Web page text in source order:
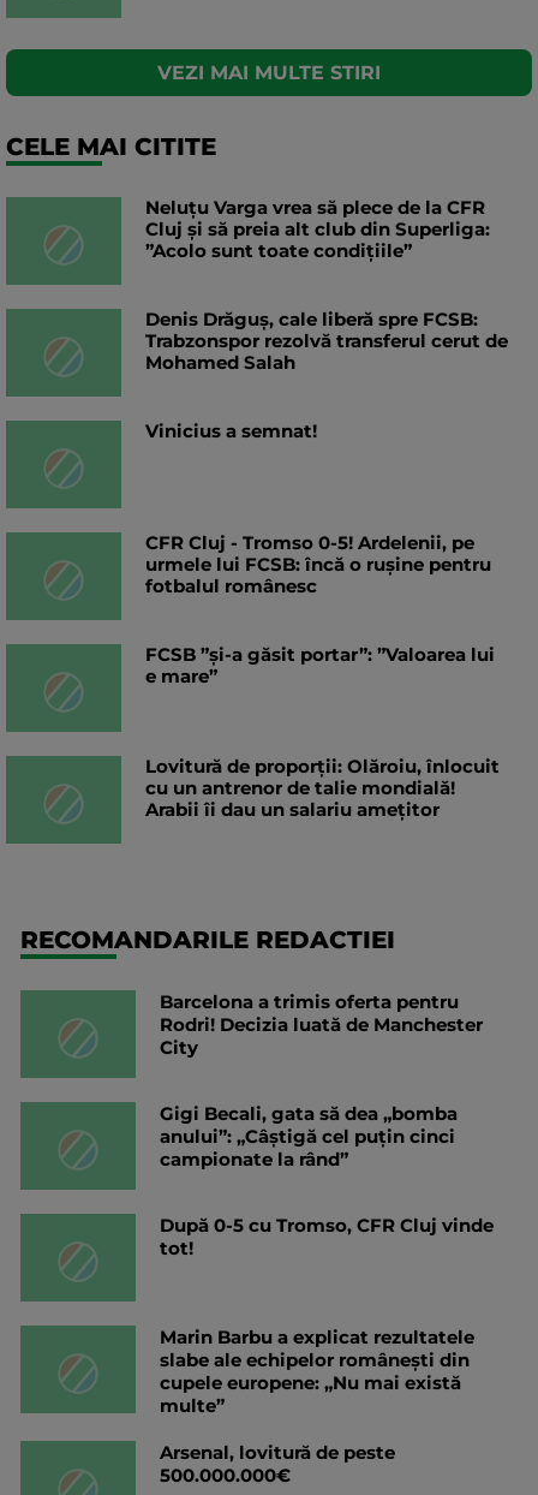
VEZI MAI MULTE STIRI
CELE MAI CITITE
Neluțu Varga vrea să plece de la CFR
Cluj și să preia alt club din Superliga:
”Acolo sunt toate condițiile”
Denis Drăguș, cale liberă spre FCSB:
Trabzonspor rezolvă transferul cerut de
Mohamed Salah
Vinicius a semnat!
CFR Cluj - Tromso 0-5! Ardelenii, pe
urmele lui FCSB: încă o rușine pentru
fotbalul românesc
FCSB ”și-a găsit portar”: ”Valoarea lui
e mare”
Lovitură de proporții: Olăroiu, înlocuit
cu un antrenor de talie mondială!
Arabii îi dau un salariu amețitor
RECOMANDARILE REDACTIEI
Barcelona a trimis oferta pentru
Rodri! Decizia luată de Manchester
City
Gigi Becali, gata să dea „bomba
anului”: „Câștigă cel puțin cinci
campionate la rând”
După 0-5 cu Tromso, CFR Cluj vinde
tot!
Marin Barbu a explicat rezultatele
slabe ale echipelor românești din
cupele europene: „Nu mai există
multe”
Arsenal, lovitură de peste
500.000.000€